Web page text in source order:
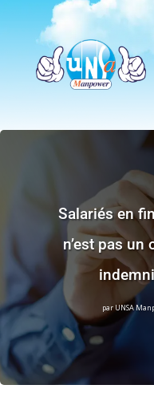
Salariés en
n’est pas
parUNSA